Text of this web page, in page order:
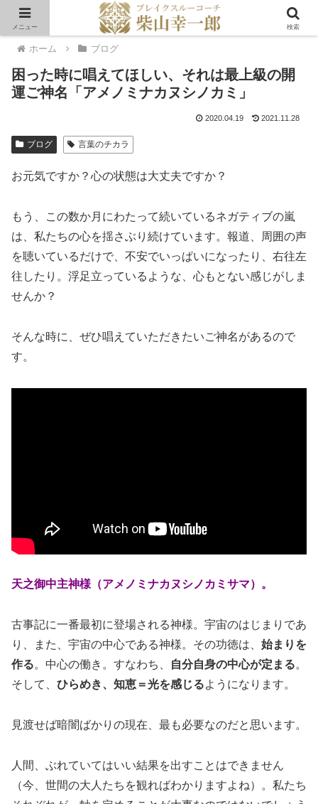
ホーム ブログ
困った時に唱えてほしい、それは最上級の開
運ご神名「アメノミナカヌシノカミ」
2020.04.19 2021.11.28
ブログ 言葉のチカラ
お元気ですか？心の状態は大丈夫ですか？
もう、この数か月にわたって続いているネガティブの嵐
は、私たちの心を揺さぶり続けています。報道、周囲の声
を聴いているだけで、不安でいっぱいになったり、右往左
往したり。浮足立っているような、心もとない感じがしま
せんか？
そんな時に、ぜひ唱えていただきたいご神名があるので
す。
天之御中主神様（アメノミナカヌシノカミサマ）。
古事記に一番最初に登場される神様。宇宙のはじまりであ
り、また、宇宙の中心である神様。その功徳は、 始まりを
作る。中心の働き。すなわち、 自分自身の中心が定まる。
そして、 ひらめき、知恵＝光を感じるようになります。
見渡せば暗闇ばかりの現在、最も必要なのだと思います。
人間、ぶれていてはいい結果を出すことはできません
（今、世間の大人たちを観ればわかりますよね）。私たち
メニュー 検索